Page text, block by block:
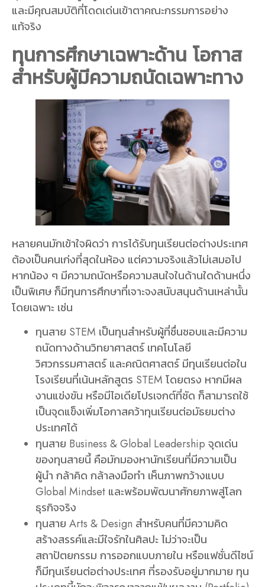
และมีคุณสมบัติที่โดดเด่นเข้าตาคณะกรรมการอย่าง
แท้จริง
ทุนการศึกษาเฉพาะด้าน โอกาส
สำหรับผู้มีความถนัดเฉพาะทาง
หลายคนมักเข้าใจผิดว่า การได้รับทุนเรียนต่อต่างประเทศ
ต้องเป็นคนเก่งที่สุดในห้อง แต่ความจริงแล้วไม่เสมอไป
หากน้อง ๆ มีความถนัดหรือความสนใจในด้านใดด้านหนึ่ง
เป็นพิเศษ ก็มีทุนการศึกษาที่เจาะจงสนับสนุนด้านเหล่านั้น
โดยเฉพาะ เช่น
ทุนสาย STEM เป็นทุนสำหรับผู้ที่ชื่นชอบและมีความ
ถนัดทางด้านวิทยาศาสตร์ เทคโนโลยี
วิศวกรรมศาสตร์ และคณิตศาสตร์ มีทุนเรียนต่อใน
โรงเรียนที่เน้นหลักสูตร STEM โดยตรง หากมีผล
งานแข่งขัน หรือมีไอเดียโปรเจกต์ที่ชัด ก็สามารถใช้
เป็นจุดแข็งเพิ่มโอกาสคว้าทุนเรียนต่อมัธยมต่าง
ประเทศได้
ทุนสาย Business & Global Leadership จุดเด่น
ของทุนสายนี้ คือมักมองหานักเรียนที่มีความเป็น
ผู้นำ กล้าคิด กล้าลงมือทำ เห็นภาพกว้างแบบ
Global Mindset และพร้อมพัฒนาศักยภาพสู่โลก
ธุรกิจจริง
ทุนสาย Arts & Design สำหรับคนที่มีความคิด
สร้างสรรค์และมีใจรักในศิลปะ ไม่ว่าจะเป็น
สถาปัตยกรรม การออกแบบภายใน หรือแฟชั่นดีไซน์
ก็มีทุนเรียนต่อต่างประเทศ ที่รองรับอยู่มากมาย ทุน